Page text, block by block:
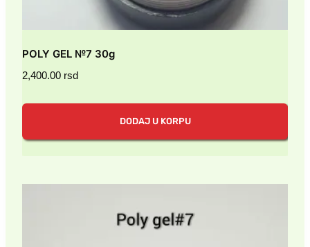
POLY GEL №7 30g
2,400.00 rsd
DODAJ U KORPU